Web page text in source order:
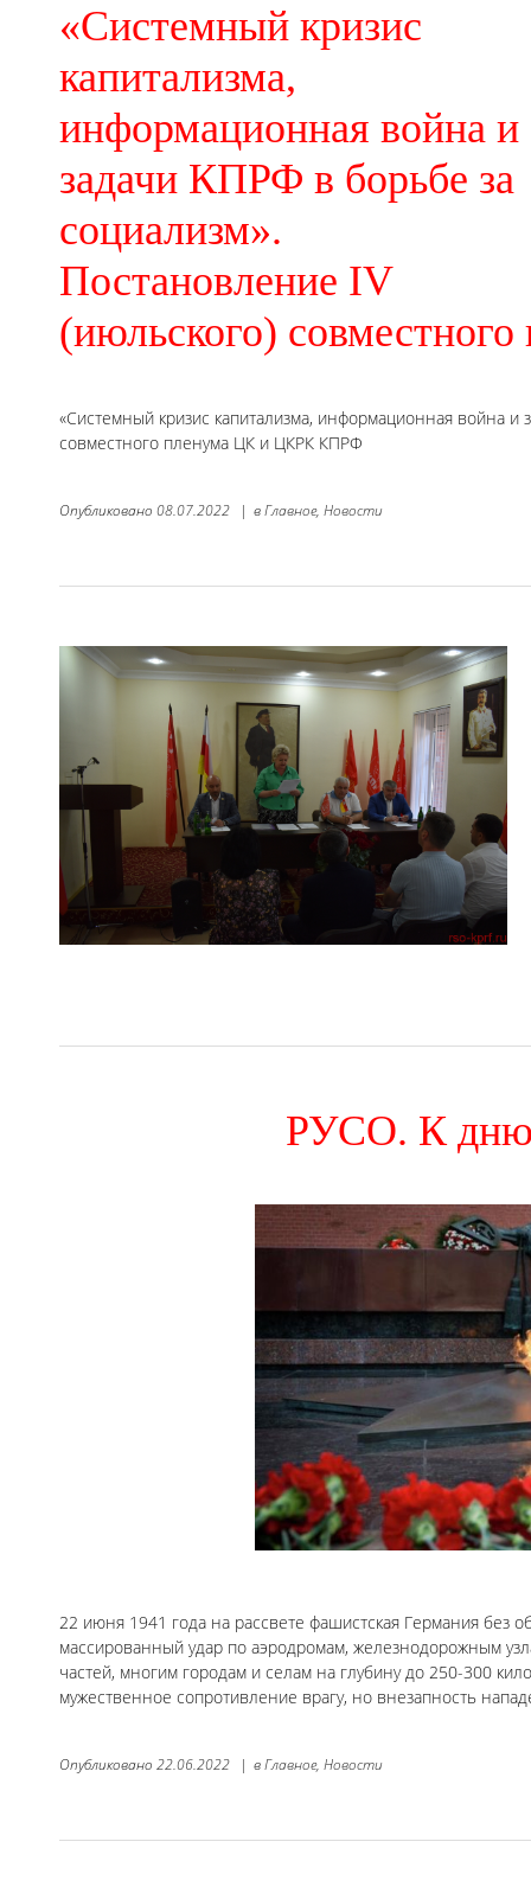
«Системный кризис
капитализма,
информационная война и
задачи КПРФ в борьбе за
социализм».
Постановление IV
(июльского)
«Системный кризис капитализма, информационная война
совместного пленума ЦК и ЦКРК КПРФ
Опубликовано 08.07.2022 | вГлавное, Новости
РУСО. К дню
22 июня 1941 года на рассвете фашистская Германия без
массированный удар по аэродромам, железнодорожным
частей, многим городам и селам на глубину до 250-300
мужественное сопротивление врагу, но внезапность
Опубликовано 22.06.2022 | вГлавное, Новости